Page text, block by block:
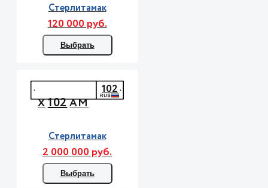
Стерлитамак
120 000 руб.
Выбрать
Х102АМ
102
Стерлитамак
2 000 000 руб.
Выбрать